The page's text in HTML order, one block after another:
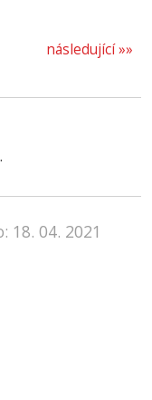
následující »»
18. 04. 2021